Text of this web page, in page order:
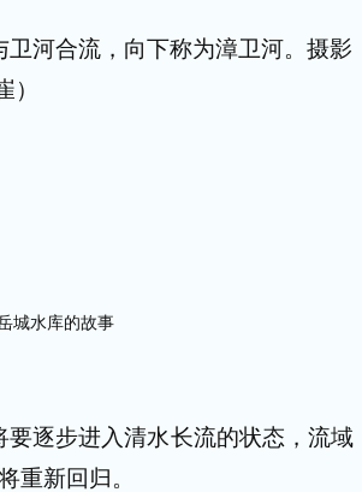
卫河合流，向下称为漳卫河。摄影
）
逐步进入清水长流的状态，流域
重新回归。